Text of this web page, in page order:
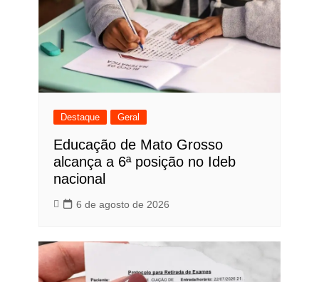
Destaque Geral
Educação de Mato Grosso
alcança a 6ª posição no Ideb
nacional
6 de agosto de 2026